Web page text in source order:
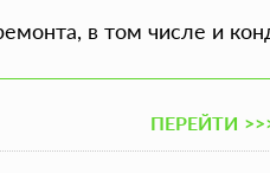
в том числе и
ПЕРЕЙТИ